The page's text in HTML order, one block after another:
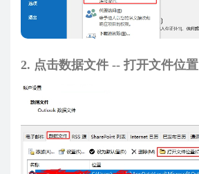
2. 点击数据文件 -- 打开文件位置